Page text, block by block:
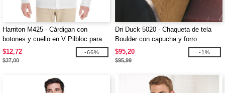
Harriton M425 - Cárdigan con
botones y cuello en V Pilbloc para
hombre
$12,72
$37,00
-66%
Dri Duck 5020 - Chaqueta de tela
Boulder con capucha y forro
acolchado de tricot
$95,20
$95,99
-1%